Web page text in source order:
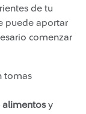
de tu
puede aportar
comenzar
tomas
alimentosy